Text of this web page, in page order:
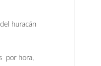
huracán
por hora,